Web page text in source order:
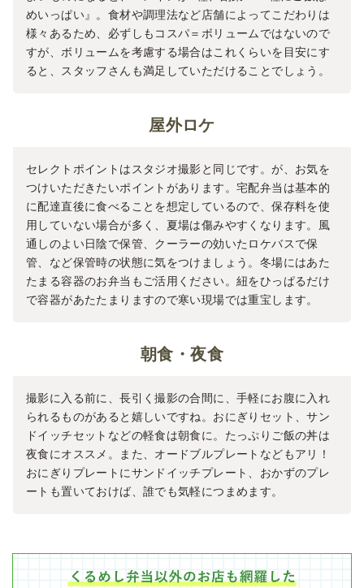
めいっぱい』。食材や調理法など店舗によってこだわりは
様々あるため、必ずしもコスパ＝ボリュームではないので
すが、ボリュームを考慮する場合はこれくらいを目安にす
ると、スタッフさんも満足していただけることでしょう。
屋外ロケ
セレクトポイントはスタジオ撮影と同じです。が、お気を
つけいただきたいポイントがあります。宅配弁当は基本的
に配達直後に食べることを想定しているので、保存料を使
用していない場合が多く、夏場は傷みやすくなります。風
通しのよい日陰で保管、クーラーの効いたロケバスで保
管、など保管時の状態に気をつけましょう。冬場にはあた
たまる容器のお弁当もご活用ください。紐をひっぱるだけ
で容器があたたまりますので寒い現場では重宝します。
朝食・夜食
撮影に入る前に、長引く撮影の合間に、手軽にお腹に入れ
られるものがあると嬉しいですね。おにぎりセット、サン
ドイッチセットなどの軽食は朝食に。たっぷりご飯の丼は
夜食にオススメ。また、オードブルプレートなどもアリ！
おにぎりプレートにサンドイッチプレート、おかずのプレ
ートも置いておけば、誰でも気軽につまめます。